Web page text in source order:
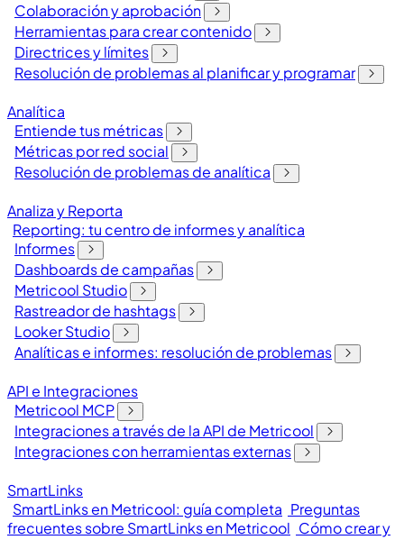
Colaboración y aprobación
Herramientas para crear contenido
Directrices y límites
Resolución de problemas al planificar y programar
Analítica
Entiende tus métricas
Métricas por red social
Resolución de problemas de analítica
Analiza y Reporta
Reporting: tu centro de informes y analítica
Informes
Dashboards de campañas
Metricool Studio
Rastreador de hashtags
Looker Studio
Analíticas e informes: resolución de problemas
API e Integraciones
Metricool MCP
Integraciones a través de la API de Metricool
Integraciones con herramientas externas
SmartLinks
SmartLinks en Metricool: guía completa Preguntas
frecuentes sobre SmartLinks en Metricool Cómo crear y